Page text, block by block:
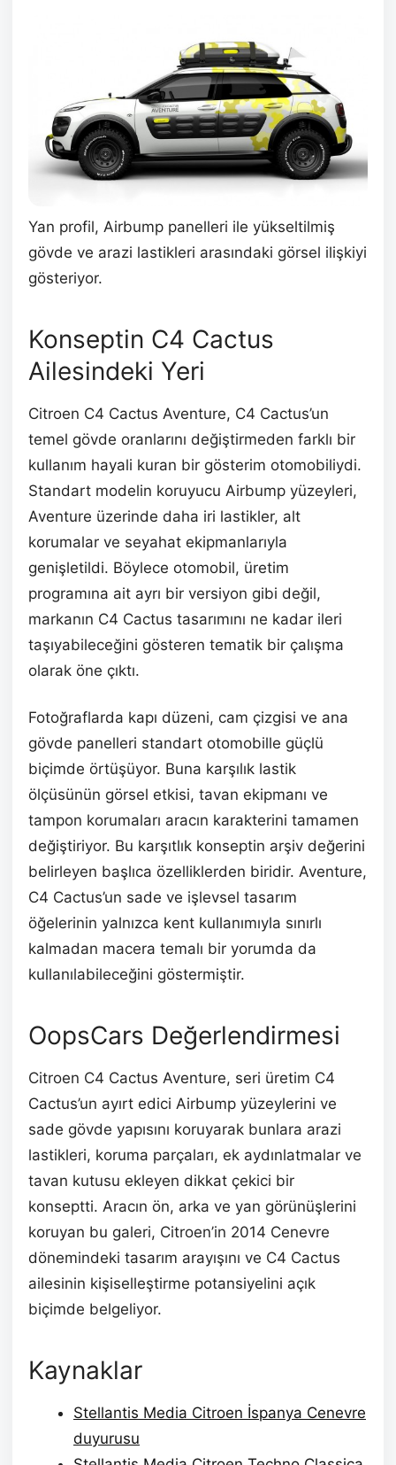
Yan profil, Airbump panelleri ile yükseltilmiş
gövde ve arazi lastikleri arasındaki görsel ilişkiyi
gösteriyor.
Konseptin C4 Cactus
Ailesindeki Yeri
Citroen C4 Cactus Aventure, C4 Cactus’un
temel gövde oranlarını değiştirmeden farklı bir
kullanım hayali kuran bir gösterim otomobiliydi.
Standart modelin koruyucu Airbump yüzeyleri,
Aventure üzerinde daha iri lastikler, alt
korumalar ve seyahat ekipmanlarıyla
genişletildi. Böylece otomobil, üretim
programına ait ayrı bir versiyon gibi değil,
markanın C4 Cactus tasarımını ne kadar ileri
taşıyabileceğini gösteren tematik bir çalışma
olarak öne çıktı.
Fotoğraflarda kapı düzeni, cam çizgisi ve ana
gövde panelleri standart otomobille güçlü
biçimde örtüşüyor. Buna karşılık lastik
ölçüsünün görsel etkisi, tavan ekipmanı ve
tampon korumaları aracın karakterini tamamen
değiştiriyor. Bu karşıtlık konseptin arşiv değerini
belirleyen başlıca özelliklerden biridir. Aventure,
C4 Cactus’un sade ve işlevsel tasarım
öğelerinin yalnızca kent kullanımıyla sınırlı
kalmadan macera temalı bir yorumda da
kullanılabileceğini göstermiştir.
OopsCars Değerlendirmesi
Citroen C4 Cactus Aventure, seri üretim C4
Cactus’un ayırt edici Airbump yüzeylerini ve
sade gövde yapısını koruyarak bunlara arazi
lastikleri, koruma parçaları, ek aydınlatmalar ve
tavan kutusu ekleyen dikkat çekici bir
konseptti. Aracın ön, arka ve yan görünüşlerini
koruyan bu galeri, Citroen’in 2014 Cenevre
dönemindeki tasarım arayışını ve C4 Cactus
ailesinin kişiselleştirme potansiyelini açık
biçimde belgeliyor.
Kaynaklar
Stellantis Media Citroen İspanya Cenevre
duyurusu